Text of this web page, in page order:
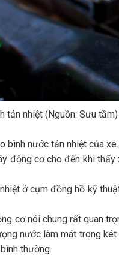
tản nhiệt (Nguồn: Sưu tầm)
bình nước tản nhiệt của xe.
động cơ cho đến khi
ở cụm đồng hồ kỹ
cơ nói chung rất quan
nước làm mát trong
thường.